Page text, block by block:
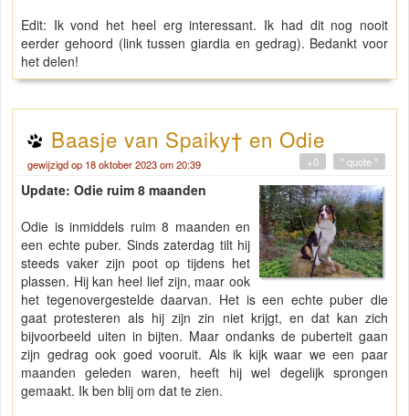
Edit: Ik vond het heel erg interessant. Ik had dit nog nooit
eerder gehoord (link tussen giardia en gedrag). Bedankt voor
het delen!
Baasje van Spaiky† en Odie
gewijzigd op 18 oktober 2023 om 20:39 " quote "
+0
Update: Odie ruim 8 maanden
Odie is inmiddels ruim 8 maanden en
een echte puber. Sinds zaterdag tilt hij
steeds vaker zijn poot op tijdens het
plassen. Hij kan heel lief zijn, maar ook
het tegenovergestelde daarvan. Het is een echte puber die
gaat protesteren als hij zijn zin niet krijgt, en dat kan zich
bijvoorbeeld uiten in bijten. Maar ondanks de puberteit gaan
zijn gedrag ook goed vooruit. Als ik kijk waar we een paar
maanden geleden waren, heeft hij wel degelijk sprongen
gemaakt. Ik ben blij om dat te zien.